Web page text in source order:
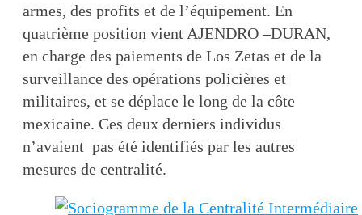
armes, des profits et de l’équipement. En
quatrième position vient AJENDRO –DURAN,
en charge des paiements de Los Zetas et de la
surveillance des opérations policières et
militaires, et se déplace le long de la côte
mexicaine. Ces deux derniers individus
n’avaient pas été identifiés par les autres
mesures de centralité.